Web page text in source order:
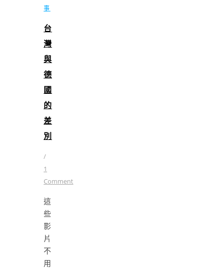
事
台
灣
與
德
國
的
差
別
/
1
Comment
這
些
影
片
不
用